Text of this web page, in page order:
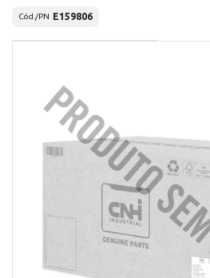
Cód./PN E159806